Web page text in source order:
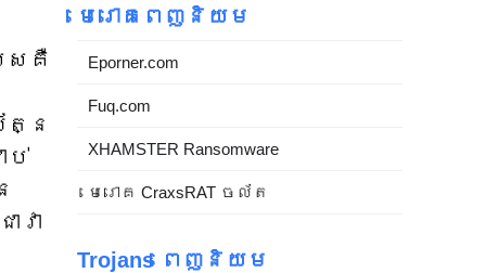
សគឺ
ត្ន
ប់
វា
មេរោគពេញនិយម
Eporner.com
Fuq.com
XHAMSTER Ransomware
មេរោគ CraxsRAT ចល័ត
Trojans ពេញនិយម